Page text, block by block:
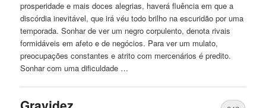
prosperidade e mais doces alegrias, haverá fluência emque a
discórdia inevitável,que irá véu todo brilho na escuridão por uma
temporada. Sonhar de ver um negro corpulento, denota rivais
formidáveis ​​em afeto e de negócios. Para ver um mulato,
preocupações constantes e atrito com mercenários é predito.
Sonhar com uma dificuldade …